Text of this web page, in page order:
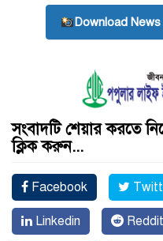
Download
সংবাদটি শেয়ার করতে
ক্লিক করুন...
Facebook
Linkedin Reddit